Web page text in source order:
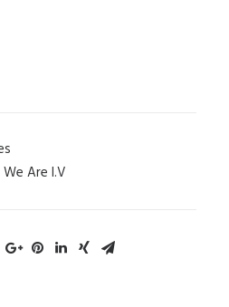
We Are I.V